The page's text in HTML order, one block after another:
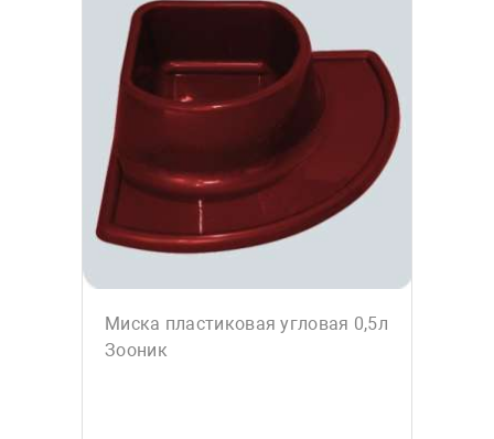
Миска пластиковая угловая 0,5л
Зооник